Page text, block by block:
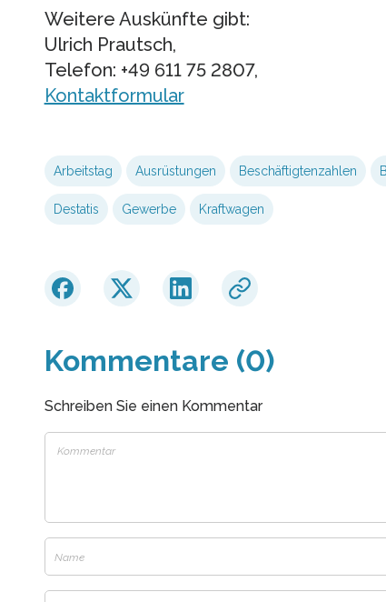
Weitere Auskünfte gibt:
Ulrich Prautsch,
Telefon: +49 611 75 2807,
Kontaktformular
Arbeitstag Ausrüstungen Beschäftigtenzahlen
Destatis Gewerbe Kraftwagen
Kommentare (0)
Schreiben Sie einen Kommentar